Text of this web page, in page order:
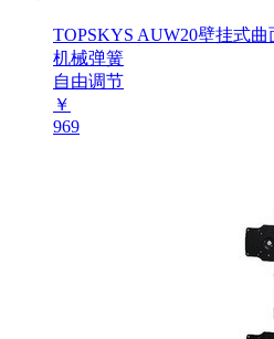
TOPSKYS AUW20壁挂式
机械弹簧
自由调节
￥
969